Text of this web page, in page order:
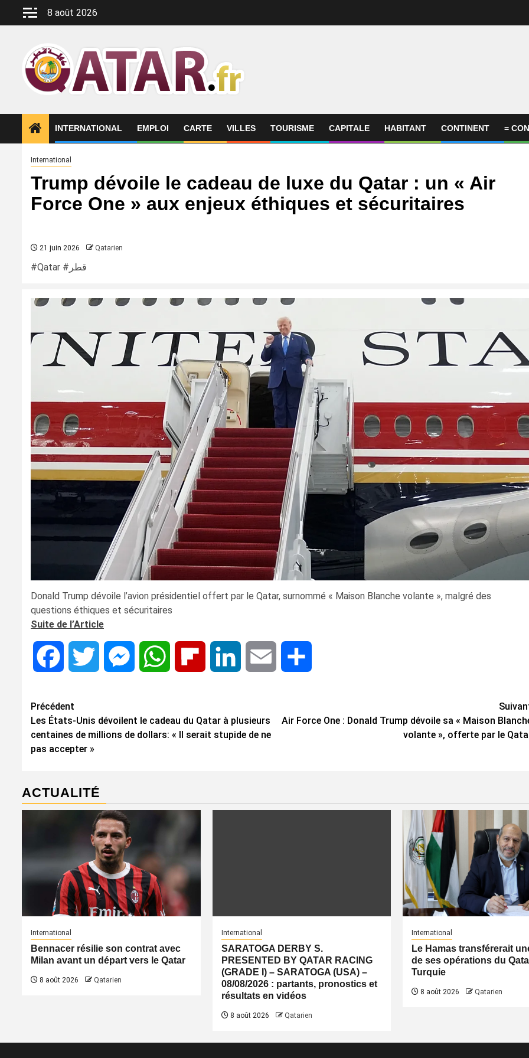
8 août 2026
INTERNATIONAL EMPLOI CARTE VILLES TOURISME CAPITALE HABITANT CONTINENT =
International
Trump dévoile le cadeau de luxe du Qatar : un « Air
Force One » aux enjeux éthiques et sécuritaires
21 juin 2026 Qatarien
#Qatar #قطر
Donald Trump dévoile l’avion présidentiel offert par le Qatar, surnommé « Maison Blanche volante », malgré des
questions éthiques et sécuritaires
Suite de l’Article
Facebook Twitter MessengerWhatsApp Flipboard LinkedIn Email
Navigation
d’article
Précédent
Les États-Unis dévoilent le cadeau du Qatar à plusieurs
centaines de millions de dollars: « Il serait stupide de ne
pas accepter »
Air Force One : Donald Trump dévoile sa « Maison
volante », offerte par le
ACTUALITÉ
International
Bennacer résilie son contrat avec
Milan avant un départ vers le Qatar
8 août 2026 Qatarien
International
SARATOGA DERBY S.
PRESENTED BY QATAR RACING
(GRADE I) – SARATOGA (USA) –
08/08/2026 : partants, pronostics et
résultats en vidéos
8 août 2026 Qatarien
International
Le Hamas transférerait
de ses opérations du
Turquie
8 août 2026 Qatarien